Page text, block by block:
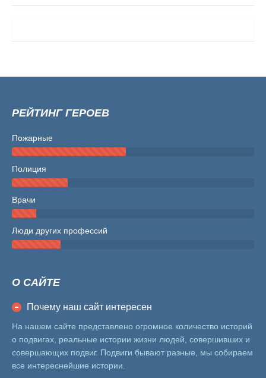
РЕЙТИНГ ГЕРОЕВ
Пожарные
Полиция
Врачи
Люди других профессий
О САЙТЕ
Почему наш сайт интересен
На нашем сайте представлено огромное количество историй
о подвигах, реальные истории жизни людей, совершивших и
совершающих подвиг. Подвиги бывают разные, мы собираем
все интереснейшие истории.